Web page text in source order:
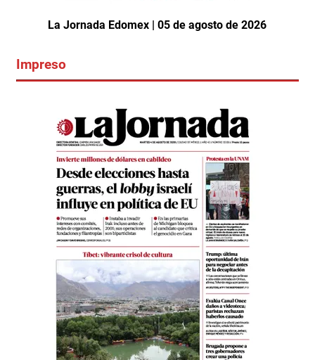
La Jornada Edomex | 05 de agosto de 2026
Impreso